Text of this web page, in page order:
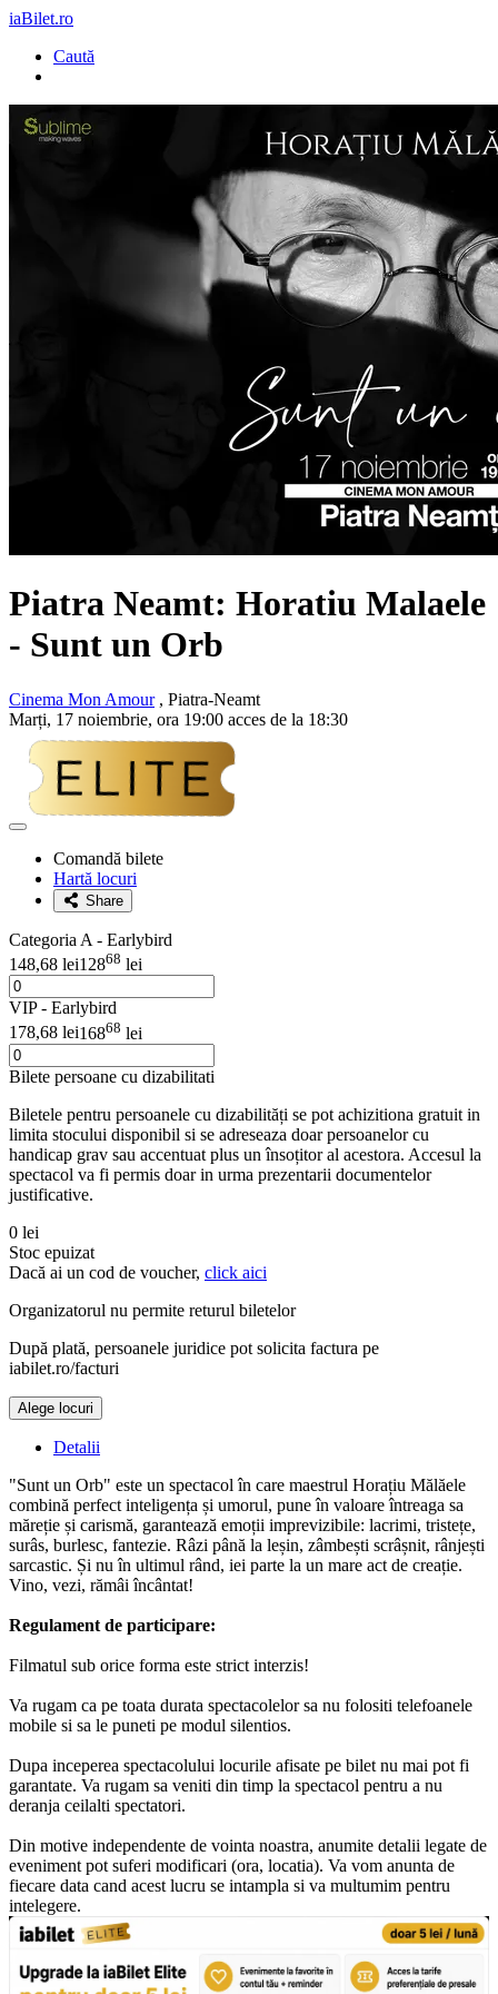
iaBilet.ro
Caută
Piatra Neamt: Horatiu Malaele
- Sunt un Orb
Cinema Mon Amour, Piatra-Neamt
Marți, 17 noiembrie, ora 19:00 acces de la 18:30
Adaugă
favoriteComandă bilete
Hartă locuri
Share
Categoria A - Earlybird
148,68 lei12868 lei
VIP - Earlybird
178,68 lei16868 lei
Bilete persoane cu dizabilitati
Biletele pentru persoanele cu dizabilități se pot achizitiona gratuit in
limita stocului disponibil si se adreseaza doar persoanelor cu
handicap grav sau accentuat plus un însoțitor al acestora. Accesul la
spectacol va fi permis doar in urma prezentarii documentelor
justificative.
0 lei
Stoc epuizat
Dacă ai un cod de voucher, click aici
Organizatorul nu permite returul biletelor
După plată, persoanele juridice pot solicita factura pe
iabilet.ro/facturi
Alege locuri
Detalii
"Sunt un Orb" este un spectacol în care maestrul Horațiu Mălăele
combină perfect inteligența și umorul, pune în valoare întreaga sa
măreție și carismă, garantează emoții imprevizibile: lacrimi, tristețe,
surâs, burlesc, fantezie. Râzi până la leșin, zâmbești scrâșnit, rânjești
sarcastic. Și nu în ultimul rând, iei parte la un mare act de creație.
Vino, vezi, rămâi încântat!
Regulament de participare:
Filmatul sub orice forma este strict interzis!
Va rugam ca pe toata durata spectacolelor sa nu folositi telefoanele
mobile si sa le puneti pe modul silentios.
Dupa inceperea spectacolului locurile afisate pe bilet nu mai pot fi
garantate. Va rugam sa veniti din timp la spectacol pentru a nu
deranja ceilalti spectatori.
Din motive independente de vointa noastra, anumite detalii legate de
eveniment pot suferi modificari (ora, locatia). Va vom anunta de
fiecare data cand acest lucru se intampla si va multumim pentru
intelegere.